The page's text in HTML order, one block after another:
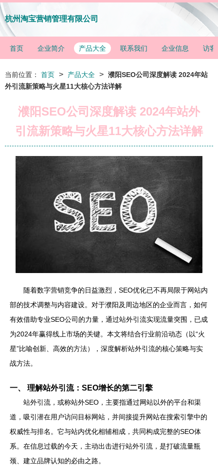
杭州淘宝营销管理有限公司
首页 企业简介 产品大全 联系我们 企业信息 访客
当前位置： 首页 > 产品大全 > 濮阳SEO公司深度解读 2024年站
外引流新策略与火星11大核心方法详解
濮阳SEO公司深度解读 2024年站外
引流新策略与火星11大核心方法详解
随着数字营销竞争的日益激烈，SEO优化已不再局限于网站内
部的技术调整与内容建设。对于濮阳及周边地区的企业而言，如何
有效借助专业SEO公司的力量，通过站外引流实现流量突围，已成
为2024年赢得线上市场的关键。本文将结合行业前沿动态（以“火
星”比喻创新、高效的方法），深度解析站外引流的核心策略与实
战方法。
一、 理解站外引流：SEO增长的第二引擎
站外引流，或称站外SEO，主要指通过网站以外的平台和渠
道，吸引潜在用户访问目标网站，并间接提升网站在搜索引擎中的
权威性与排名。它与站内优化相辅相成，共同构成完整的SEO体
系。在信息过载的今天，主动出击进行站外引流，是打破流量瓶
颈、建立品牌认知的必由之路。